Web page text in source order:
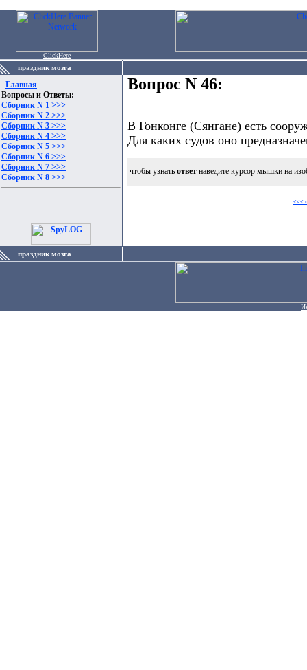
ClickHere
праздник мозга
Главная
Вопросы и Ответы:
Сборник N 1 >>>
Сборник N 2 >>>
Сборник N 3 >>>
Сборник N 4 >>>
Сборник N 5 >>>
Сборник N 6 >>>
Сборник N 7 >>>
Сборник N 8 >>>
Вопрос N 46:
В Гонконге (Сянгане) есть
Для каких судов оно
чтобы узнать ответ наведите курсор мышки на
<<<
праздник мозга